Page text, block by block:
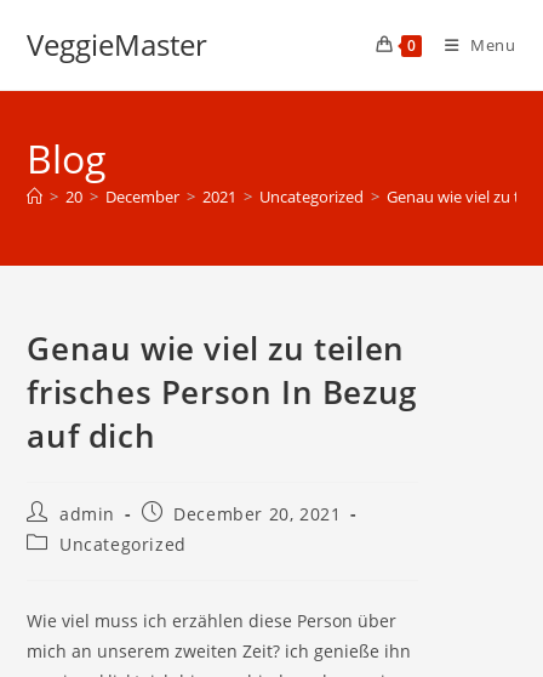
VeggieMaster 0 Menu
Blog
> 20 > December > 2021 > Uncategorized > Genau wie viel zu
Genau wie viel zu teilen
frisches Person In Bezug
auf dich
Post
author:
admin
Post
published:
December 20, 2021
PostUncategorized
Wie viel muss ich erzählen diese Person über
mich an unserem zweiten Zeit? ich genieße ihn